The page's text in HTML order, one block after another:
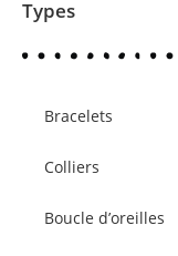
Types
Bracelets
Colliers
Boucle d’oreilles